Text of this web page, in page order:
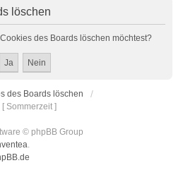
löschen
des Boards löschen möchtest?
des Boards löschen
Sommerzeit ]
© phpBB Group
.